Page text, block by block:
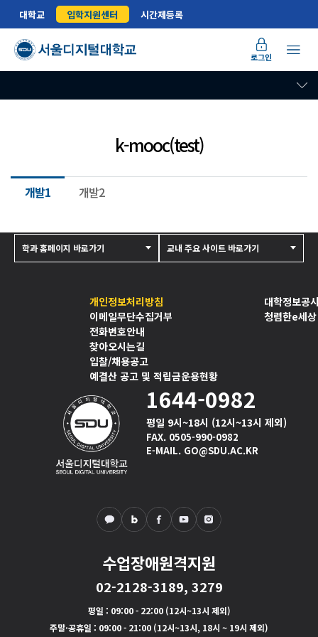
대학교 입학지원센터 시간제등록
로그인
k-mooc(test)
개발1 개발2
개인정보처리방침
이메일무단수집거부
전화번호안내
찾아오시는길
입찰/채용공고
예결산 공고 및 적립금운용현황
대학정보공
청렴한e세상
1644-0982
평일 9시~18시 (12시~13시 제외)
FAX. 0505-990-0982
E-MAIL. GO@SDU.AC.KR
수업장애원격지원
02-2128-3189, 3279
평일 : 09:00 - 22:00 (12시~13시 제외)
주말·공휴일 : 09:00 - 21:00 (12시~13시, 18시 ~ 19시 제외)
학과 홈페이지 바로가기 교내 주요 사이트 바로가기